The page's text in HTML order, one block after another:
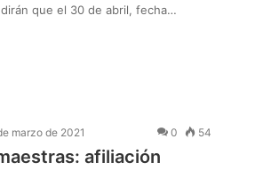
que el 30 de abril, fecha…
marzo de 2021 0 54
afiliación